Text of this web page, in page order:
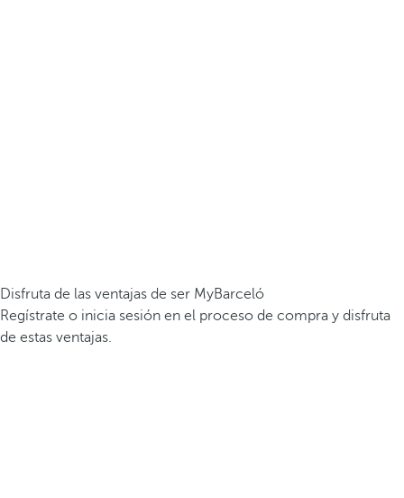
Disfruta de las ventajas de ser MyBarceló
Regístrate o inicia sesión en el proceso de compra y disfruta
de estas ventajas.